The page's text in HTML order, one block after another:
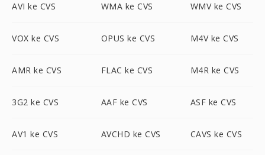
AVI ke CVS WMA ke CVS WMV ke CVS
VOX ke CVS OPUS ke CVS M4V ke CVS
AMR ke CVS FLAC ke CVS M4R ke CVS
3G2 ke CVS AAF ke CVS ASF ke CVS
AV1 ke CVS AVCHD ke CVS CAVS ke CVS